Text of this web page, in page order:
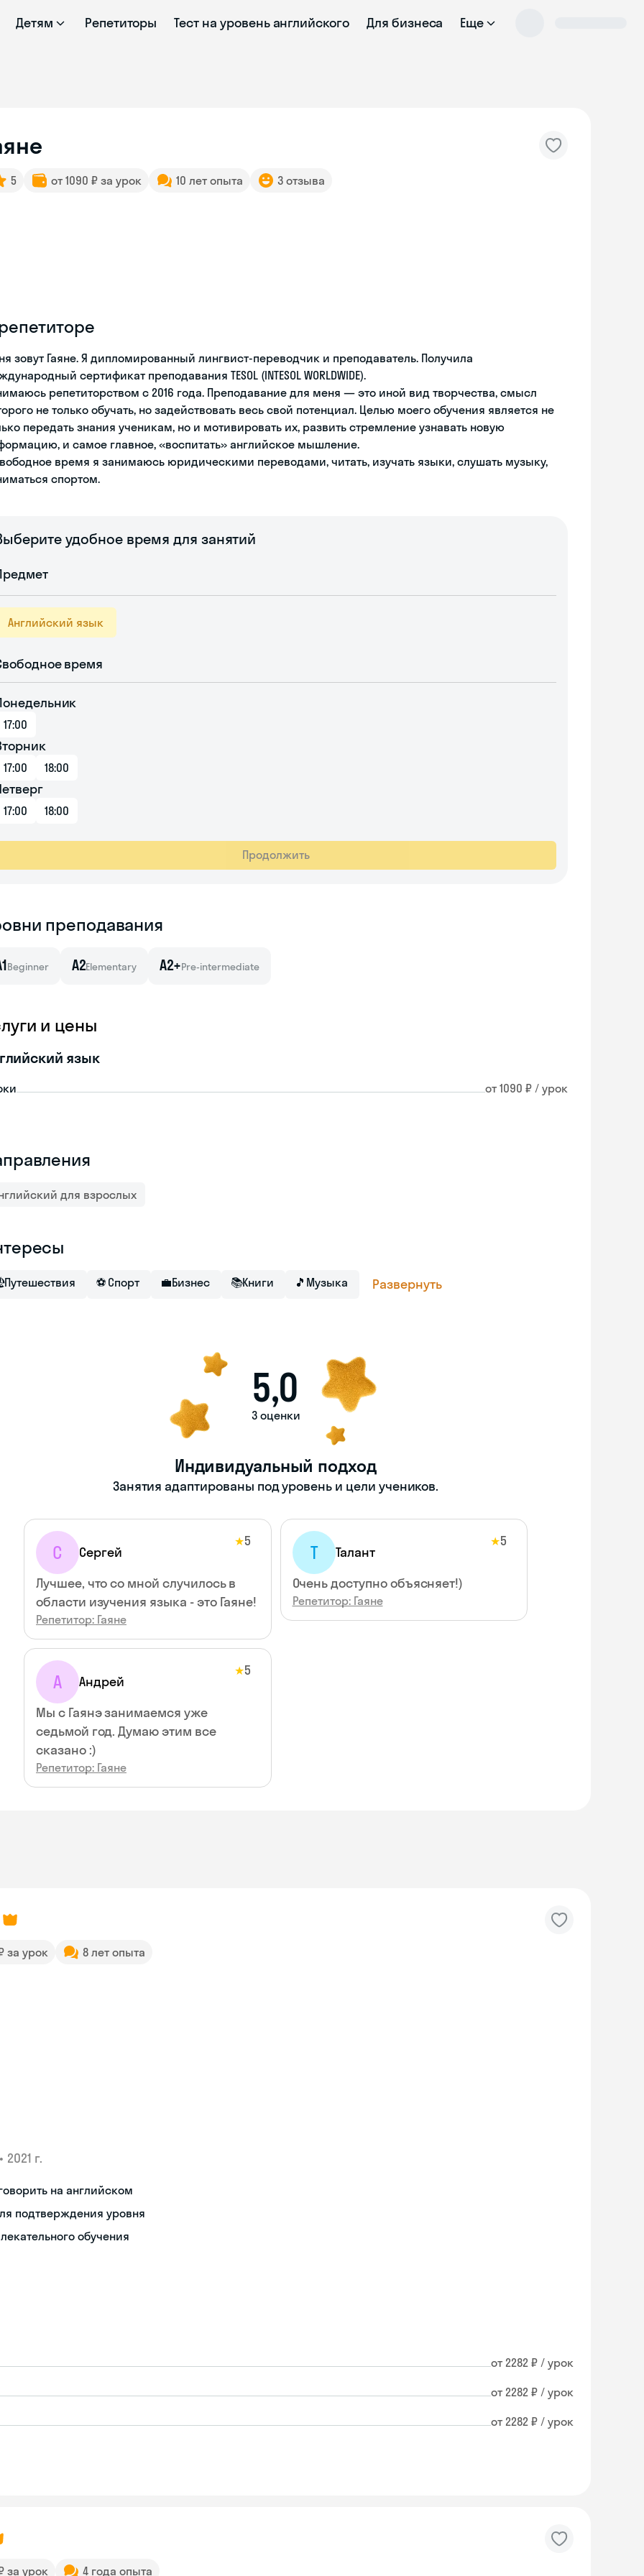
Детям Репетиторы Тест на уровень английского Для бизнеса Еще
5 от 1090 ₽ за урок 10 лет опыта 3 отзыва
зовут Гаяне. Я дипломированный лингвист-переводчик и преподаватель. Получила
сертификат преподавания TESOL (INTESOL WORLDWIDE).
репетиторством с 2016 года. Преподавание для меня — это иной вид творчества, смысл
не только обучать, но задействовать весь свой потенциал. Целью моего обучения является не
передать знания ученикам, но и мотивировать их, развить стремление узнавать новую
и самое главное, «воспитать» английское мышление.
время я занимаюсь юридическими переводами, читать, изучать языки, слушать музыку,
спортом.
удобное время для занятий
Английский язык
время
17:00
17:00 18:00
17:00 18:00
Продолжить
преподавания
Beginner A2Elementary A2+Pre-intermediate
и цены
язык
от 1090 ₽ / урок
для взрослых
Путешествия ⚽ Спорт 💼Бизнес 📚Книги 🎵 Музыка Развернуть
5,0
3 оценки
Индивидуальный подход
Занятия адаптированы под уровень и цели учеников.
С Сергей
★5
Лучшее, что со мной случилось в
области изучения языка - это Гаяне!
Репетитор: Гаяне
А Андрей
★5
Мы с Гаянэ занимаемся уже
седьмой год. Думаю этим все
сказано :)
Репетитор: Гаяне
Т Талант
★5
Очень доступно объясняет!)
Репетитор: Гаяне
за урок 8 лет опыта
• 2021 г.
на английском
подтверждения уровня
обучения
от 2282 ₽ / урок
от 2282 ₽ / урок
от 2282 ₽ / урок
за урок 4 года опыта